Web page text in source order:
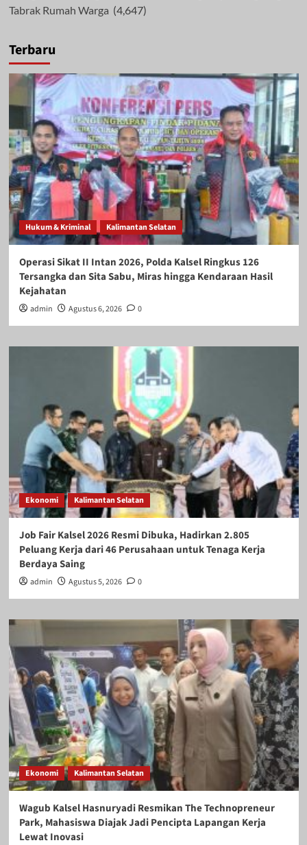
Tabrak Rumah Warga (4,647)
Terbaru
Hukum & Kriminal Kalimantan Selatan
Operasi Sikat II Intan 2026, Polda Kalsel Ringkus 126
Tersangka dan Sita Sabu, Miras hingga Kendaraan Hasil
Kejahatan
admin Agustus 6, 2026 0
Ekonomi Kalimantan Selatan
Job Fair Kalsel 2026 Resmi Dibuka, Hadirkan 2.805
Peluang Kerja dari 46 Perusahaan untuk Tenaga Kerja
Berdaya Saing
admin Agustus 5, 2026 0
Ekonomi Kalimantan Selatan
Wagub Kalsel Hasnuryadi Resmikan The Technopreneur
Park, Mahasiswa Diajak Jadi Pencipta Lapangan Kerja
Lewat Inovasi